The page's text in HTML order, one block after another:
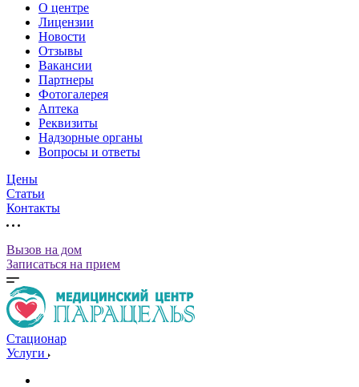
О центре
Лицензии
Новости
Отзывы
Вакансии
Партнеры
Фотогалерея
Аптека
Реквизиты
Надзорные органы
Вопросы и ответы
Цены
Статьи
Контакты
Вызов на дом
Записаться на прием
Стационар
Услуги